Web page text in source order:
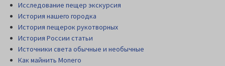
Исследование пещер экскурсия
История нашего городка
История пещерок рукотворных
История России статьи
Источники света обычные и необычные
Как майнить Monero